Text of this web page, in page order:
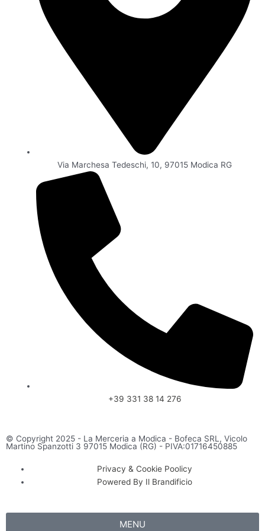
Via Marchesa Tedeschi, 10, 97015 Modica RG
+39 331 38 14 276
© Copyright 2025 - La Merceria a Modica - Bofeca SRL, Vicolo
Martino Spanzotti 3 97015 Modica (RG) - PIVA:01716450885
Privacy & Cookie Poolicy
Powered By Il Brandificio
MENU